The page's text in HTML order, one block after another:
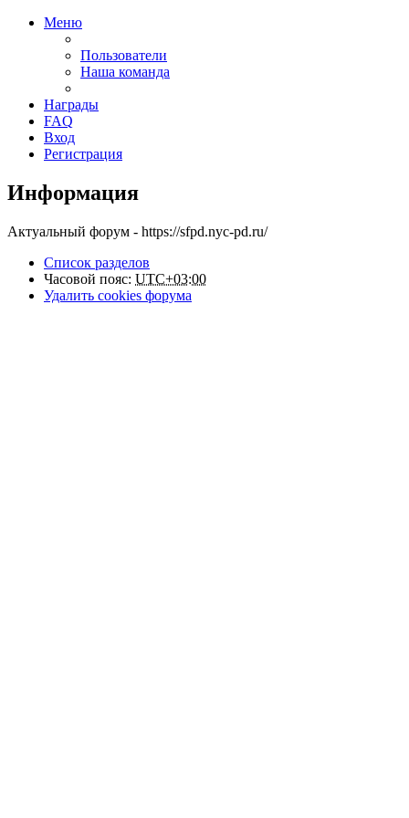
Меню
Пользователи
Наша команда
Награды
FAQ
Вход
Регистрация
Информация
Актуальный форум - https://sfpd.nyc-pd.ru/
Список разделов
Часовой пояс: UTC+03:00
Удалить cookies форума